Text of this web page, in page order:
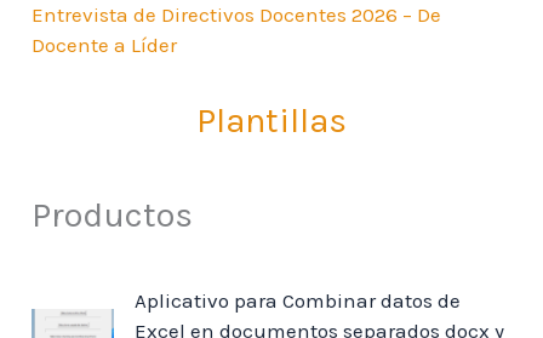
Entrevista de Directivos Docentes 2026 – De
Docente a Líder
Plantillas
Productos
Aplicativo para Combinar datos de
Excel en documentos separados docx y